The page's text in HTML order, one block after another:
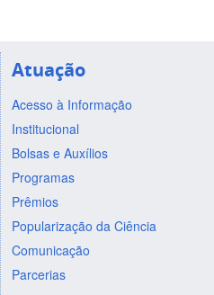
Atuação
Acesso à Informação
Institucional
Bolsas e Auxílios
Programas
Prêmios
Popularização da Ciência
Comunicação
Parcerias